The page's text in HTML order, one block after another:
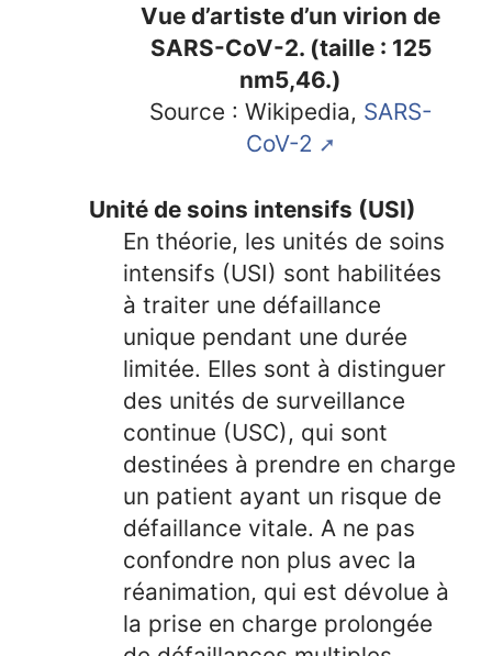
Vue d’artiste d’un virion de
SARS-CoV-2. (taille : 125
nm5,46.)
Source : Wikipedia, SARS-
CoV-2
Unité de soins intensifs (USI)
En théorie, les unités de soins
intensifs (USI) sont habilitées
à traiter une défaillance
unique pendant une durée
limitée. Elles sont à distinguer
des unités de surveillance
continue (USC), qui sont
destinées à prendre en charge
un patient ayant un risque de
défaillance vitale. A ne pas
confondre non plus avec la
réanimation, qui est dévolue à
la prise en charge prolongée